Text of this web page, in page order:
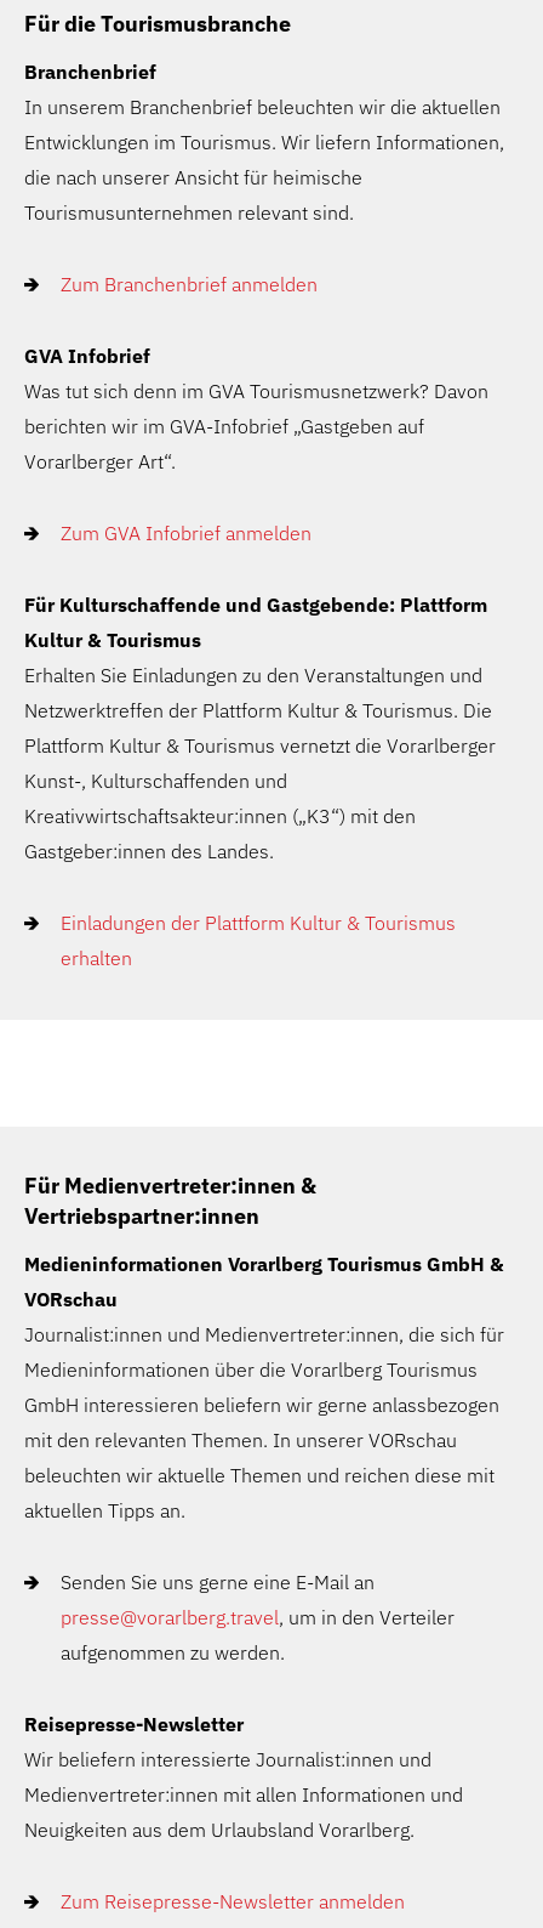
Für die Tourismusbranche
Branchenbrief
In unserem Branchenbrief beleuchten wir die aktuellen
Entwicklungen im Tourismus. Wir liefern Informationen,
die nach unserer Ansicht für heimische
Tourismusunternehmen relevant sind.
Zum Branchenbrief anmelden
GVA Infobrief
Was tut sich denn im GVA Tourismusnetzwerk? Davon
berichten wir im GVA-Infobrief „Gastgeben auf
Vorarlberger Art“.
Zum GVA Infobrief anmelden
Für Kulturschaffende und Gastgebende: Plattform
Kultur & Tourismus
Erhalten Sie Einladungen zu den Veranstaltungen und
Netzwerktreffen der Plattform Kultur & Tourismus. Die
Plattform Kultur & Tourismus vernetzt die Vorarlberger
Kunst-, Kulturschaffenden und
Kreativwirtschaftsakteur:innen („K3“) mit den
Gastgeber:innen des Landes.
Einladungen der Plattform Kultur & Tourismus
erhalten
Für Medienvertreter:innen &
Vertriebspartner:innen
Medieninformationen Vorarlberg Tourismus GmbH &
VORschau
Journalist:innen und Medienvertreter:innen, die sich für
Medieninformationen über die Vorarlberg Tourismus
GmbH interessieren beliefern wir gerne anlassbezogen
mit den relevanten Themen. In unserer VORschau
beleuchten wir aktuelle Themen und reichen diese mit
aktuellen Tipps an.
Senden Sie uns gerne eine E-Mail an
presse@vorarlberg.travel, um in den Verteiler
aufgenommen zu werden.
Reisepresse-Newsletter
Wir beliefern interessierte Journalist:innen und
Medienvertreter:innen mit allen Informationen und
Neuigkeiten aus dem Urlaubsland Vorarlberg.
Zum Reisepresse-Newsletter anmelden